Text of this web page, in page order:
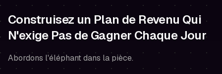
Construisez un Plan de Revenu Qui
N'exige Pas de Gagner Chaque Jour
Abordons l'éléphant dans la pièce.